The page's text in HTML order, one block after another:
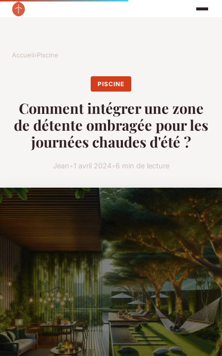
Accueil›Piscine
PISCINE
Comment intégrer une zone
de détente ombragée pour les
journées chaudes d'été ?
Jean•1 avril 2024•6 min de lecture